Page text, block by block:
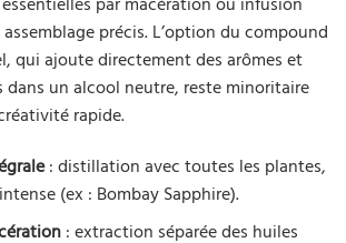
précis. L’option du compound
qui ajoute directement des arômes et
dans un alcool neutre, reste minoritaire
rapide.
: distillation avec toutes les plantes,
(ex : Bombay Sapphire).
: extraction séparée des huiles